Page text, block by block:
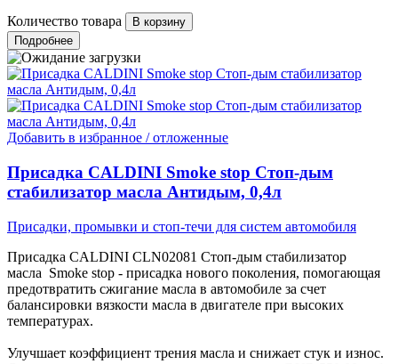
Количество товара
Подробнее
Добавить в избранное / отложенные
Присадка CALDINI Smoke stop Стоп-дым
стабилизатор масла Антидым, 0,4л
Присадки, промывки и стоп-течи для систем автомобиля
Присадка CALDINI CLN02081 Стоп-дым стабилизатор
масла Smoke stop - присадка нового поколения, помогающая
предотвратить сжигание масла в автомобиле за счет
балансировки вязкости масла в двигателе при высоких
температурах.
Улучшает коэффициент трения масла и снижает стук и износ.